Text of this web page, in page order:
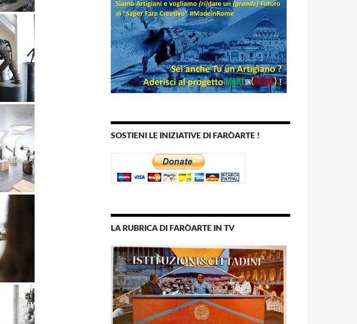
SOSTIENI LE INIZIATIVE DI FARÒARTE !
LA RUBRICA DI FARÒARTE IN TV